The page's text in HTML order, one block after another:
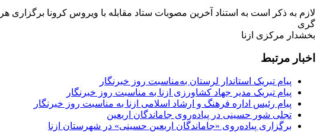
لازم به ذکر است به استناد آخرین مصوبات ستاد مقابله با ویروس کرونا برگزاری
گری
بخشدار مرکزی ازنا
اخبار مرتبط
پیام تبریک استاندار لرستان به‌مناسبت روز خبرنگار
پیام تبریک مدیر جهاد کشاورزی ازنا به مناسبت روز خبرنگار
پیام رئیس اداره فرهنگ و ارشاد اسلامی ازنا به مناسبت روز خبرنگار
تجلی شور حسینی در پیاده‌روی جاماندگان اربعین
برگزاری پیاده‌روی «جاماندگان اربعین حسینی» در شهرستان ازنا